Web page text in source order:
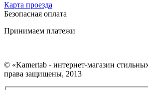
Карта проезда
Безопасная оплата
Принимаем платежи
© «Kamertab - интернет-магазин
права защищены, 2013